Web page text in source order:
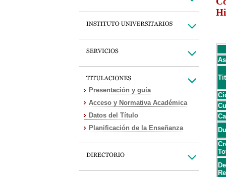
Presentación y guía
Acceso y Normativa Académica
Datos del Título
Planificación de la Enseñanza